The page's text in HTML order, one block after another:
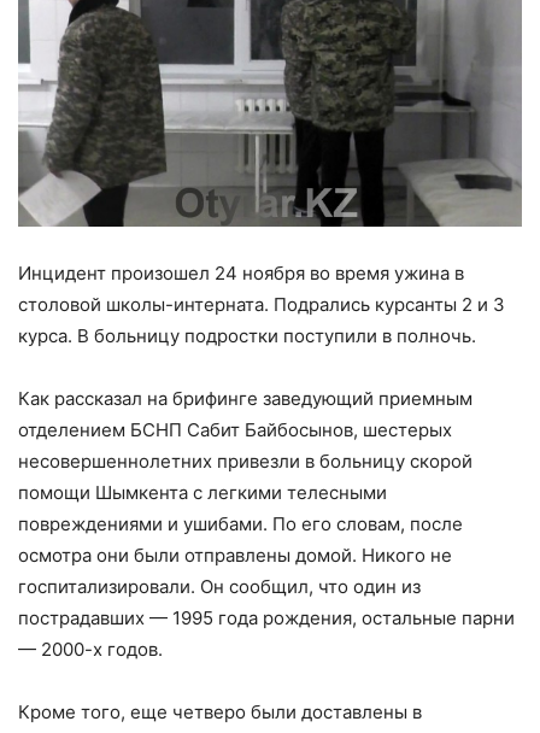
Инцидент произошел 24 ноября во время ужина в
столовой школы-интерната. Подрались курсанты 2 и 3
курса. В больницу подростки поступили в полночь.
Как рассказал на брифинге заведующий приемным
отделением БСНП Сабит Байбосынов, шестерых
несовершеннолетних привезли в больницу скорой
помощи Шымкента с легкими телесными
повреждениями и ушибами. По его словам, после
осмотра они были отправлены домой. Никого не
госпитализировали. Он сообщил, что один из
пострадавших — 1995 года рождения, остальные парни
— 2000-х годов.
Кроме того, еще четверо были доставлены в